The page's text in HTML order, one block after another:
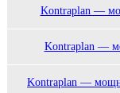
Kontraplan —
Kontraplan —
Kontraplan —